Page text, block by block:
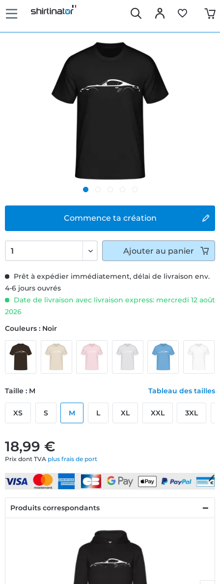
Commence ta création
18,99 €
Prix dont TVA plus frais de port
Prêt à expédier immédiatement, délai de livraison env.
4-6 jours ouvrés
Date de livraison avec livraison express: mercredi 12 août
2026
Couleurs : Noir
Taille : M Tableau des tailles
XS S M L XL XXL 3XL
Ajouter au panier
Produits correspondants